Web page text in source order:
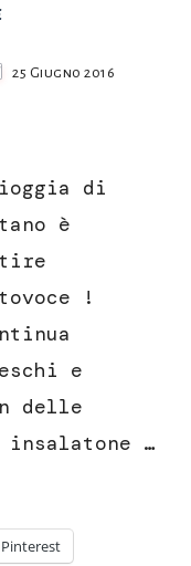
25 Giugno 2016
di
è
!
e
delle
…
Pinterest